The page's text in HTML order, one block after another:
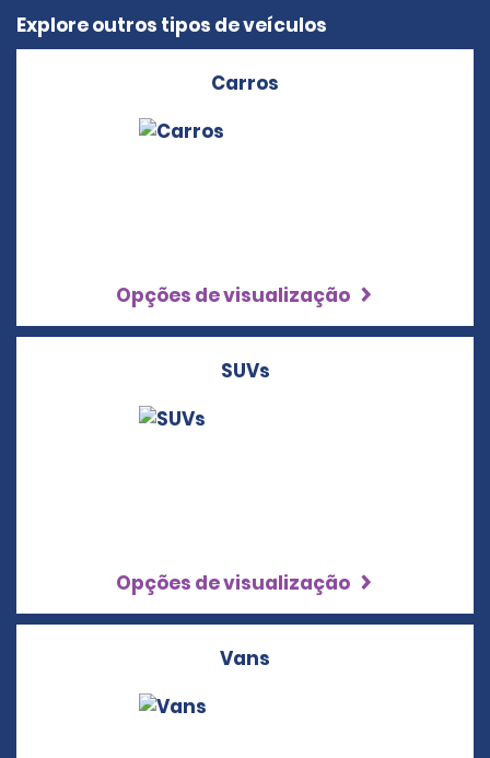
Explore outros tipos de veículos
Carros
Opções de visualização
SUVs
Opções de visualização
Vans